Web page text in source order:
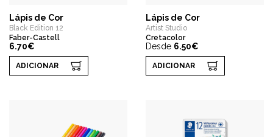
Lápis de Cor
Black Edition 12
Faber-Castell
6.70€
ADICIONAR
Lápis de Cor
Artist Studio
Cretacolor
Desde 6.50€
ADICIONAR